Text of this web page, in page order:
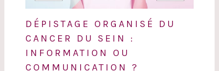
DÉPISTAGE ORGANISÉ DU
CANCER DU SEIN :
INFORMATION OU
COMMUNICATION ?